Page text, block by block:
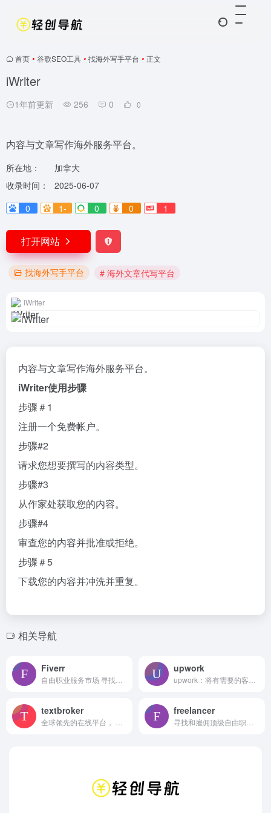
首页 • 谷歌SEO工具 • 找海外写手平台 • 正文
iWriter
1年前更新 256 0 0
内容与文章写作海外服务平台。
所在地：
加拿大
收录时间：
2025-06-07
0
1- 0 0 1
打开网站
找海外写手平台 # 海外文章代写平台
iWriter
内容与文章写作海外服务平台。
iWriter使用步骤
步骤＃1
注册一个免费帐户。
步骤#2
请求您想要撰写的内容类型。
步骤#3
从作家处获取您的内容。
步骤#4
审查您的内容并批准或拒绝。
步骤＃5
下载您的内容并冲洗并重复。
相关导航
Fiverr upwork
textbroker freelancer